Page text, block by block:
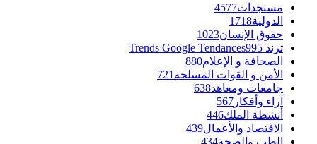
مستجدات4577
الدولية1718
حقوق الإنسان1023
ترند Trends Google Tendances 995
الصحافة و الإعلام880
الأمن و القوات المسلحة721
جامعات ومعاهد638
آراء وأفكار 567
أنشطة الملك446
الاقتصاد والأعمال439
الطب والصحة434